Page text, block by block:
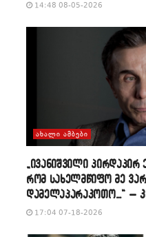
14:48 08-05-2026
ᲐᲮᲐᲚᲘ ᲐᲛᲑᲔᲑᲘ
„ივანიშვილი პირდაპირ
რომ სახელმწიფო მე
დამელაპარაკოთო…“ –
17:04 07-18-2026